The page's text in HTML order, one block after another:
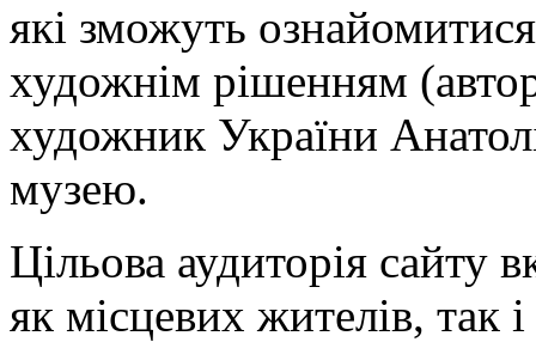
які зможуть
художнім рішенням
художник України
музею.
Цільова аудиторія сайту
як місцевих жителів, так